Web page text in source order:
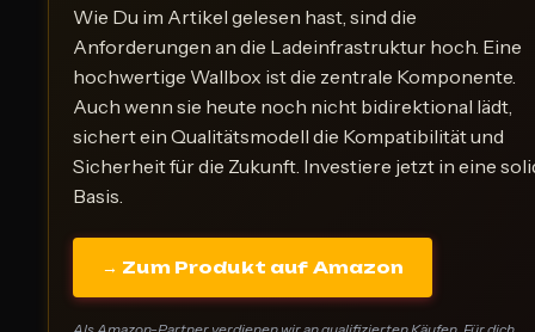
Wie Du im Artikel gelesen hast, sind die
Anforderungen an die Ladeinfrastruktur hoch. Eine
hochwertige Wallbox ist die zentrale Komponente.
Auch wenn sie heute noch nicht bidirektional lädt,
sichert ein Qualitätsmodell die Kompatibilität und
Sicherheit für die Zukunft. Investiere jetzt in eine
Basis.
→ Zum Produkt auf Amazon